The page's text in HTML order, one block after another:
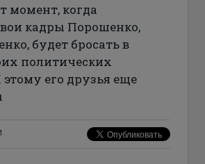
момент, когда
кадры Порошенко,
будет бросать в
политических
его друзья еще